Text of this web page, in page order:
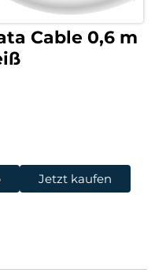
Cable 0,6 m
Jetzt kaufen